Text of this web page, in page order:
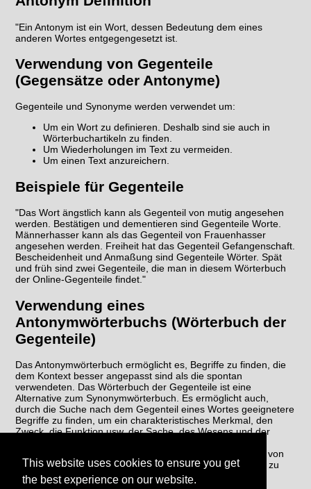
This website uses cookies to ensure you get
the best experience on our website.
"Ein Antonym ist ein Wort, dessen Bedeutung dem eines
anderen Wortes entgegengesetzt ist.
Verwendung von Gegenteile
(Gegensätze oder Antonyme)
Gegenteile und Synonyme werden verwendet um:
Um ein Wort zu definieren. Deshalb sind sie auch in
Wörterbuchartikeln zu finden.
Um Wiederholungen im Text zu vermeiden.
Um einen Text anzureichern.
Beispiele für Gegenteile
"Das Wort ängstlich kann als Gegenteil von mutig angesehen
werden. Bestätigen und dementieren sind Gegenteile Worte.
Männerhasser kann als das Gegenteil von Frauenhasser
angesehen werden. Freiheit hat das Gegenteil Gefangenschaft.
Bescheidenheit und Anmaßung sind Gegenteile Wörter. Spät
und früh sind zwei Gegenteile, die man in diesem Wörterbuch
der Online-Gegenteile findet."
Verwendung eines
Antonymwörterbuchs (Wörterbuch der
Gegenteile)
Das Antonymwörterbuch ermöglicht es, Begriffe zu finden, die
dem Kontext besser angepasst sind als die spontan
verwendeten. Das Wörterbuch der Gegenteile ist eine
Alternative zum Synonymwörterbuch. Es ermöglicht auch,
durch die Suche nach dem Gegenteil eines Wortes geeignetere
Begriffe zu finden, um ein charakteristisches Merkmal, den
Zweck, die Funktion usw. der Sache, des Wesens und der
Wörterbuch ermöglicht es schließlich, eine Wiederholung von
Wörtern im selben Text zu vermeiden, um den Schreibstil zu
verbessern.